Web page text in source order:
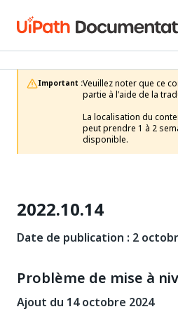
Important :Veuillez noter que ce
partie à l’aide de la
La localisation du
peut prendre 1 à 2
disponible.
2022.10.14
Date de publication : 2
Problème de mise à
Ajout du 14 octobre 2024